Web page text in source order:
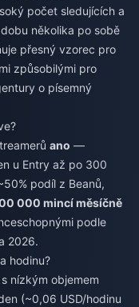
počet sledujících a
několika po sobě
přesný vzorec pro
způsobilými pro
o písemný
ano —
u Entry až po 300
podíl z Beanů,
000 mincí měsíčně
podle
2026.
hodinu?
nízkým objemem
(~0,06 USD/hodinu